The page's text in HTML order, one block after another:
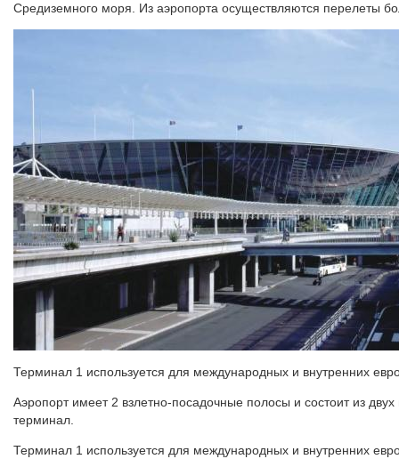
Средиземного моря. Из аэропорта осуществляются перелеты
Терминал 1 используется для международных и внутренних
Аэропорт имеет 2 взлетно-посадочные полосы и состоит из
терминал.
Терминал 1 используется для международных и внутренних